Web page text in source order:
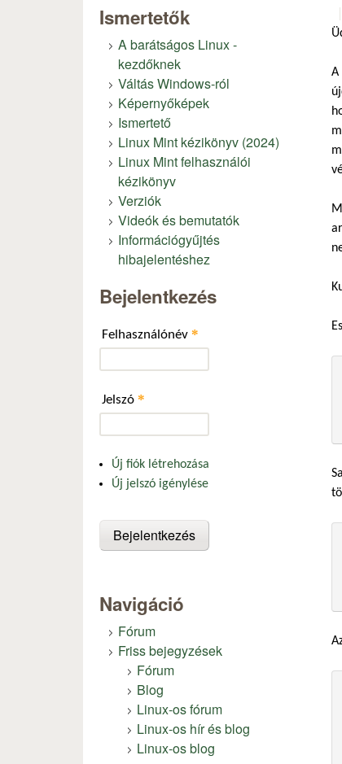
A
Ismertetők
A barátságos Linux -
kezdőknek
Váltás Windows-ról
Képernyőképek
Ismertető
Linux Mint kézikönyv (2024)
Linux Mint felhasználói
kézikönyv
Verziók
Videók és bemutatók
Információgyűjtés
hibajelentéshez
Bejelentkezés
Felhasználónév *
Jelszó *
Új fiók létrehozása
Új jelszó igénylése
Navigáció
Fórum
Friss bejegyzések
Fórum
Blog
Linux-os fórum
Linux-os hír és blog
Linux-os blog